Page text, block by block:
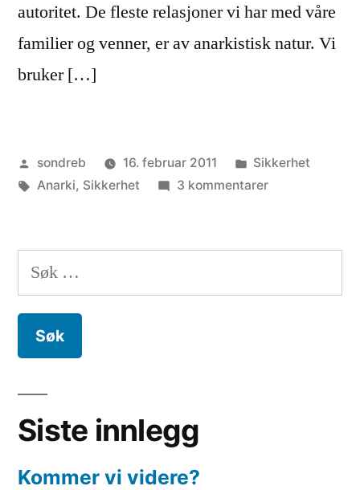
autoritet. De fleste relasjoner vi har med våre
familier og venner, er av anarkistisk natur. Vi
bruker […]
Publisert
av
sondreb 16. februar 2011
Publisert
i
Sikkerhet
Stikkord:
Anarki, Sikkerhet 3 kommentarertil
et
Søk
etter:
Siste innlegg
Kommer vi videre?